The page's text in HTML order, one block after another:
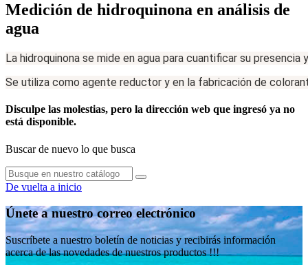
Medición de hidroquinona en análisis de
agua
La hidroquinona se mide en agua para cuantificar su presencia
Se utiliza como agente reductor y en la fabricación de
Disculpe las molestias, pero la dirección web que ingresó ya no
está disponible.
Buscar de nuevo lo que busca
De vuelta a inicio
Únete a nuestro correo electrónico
Suscríbete a nuestro boletín de noticias y recibirás información
acerca de las novedades de nuestros productos !!!